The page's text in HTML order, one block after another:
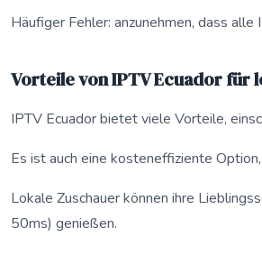
Häufiger Fehler: anzunehmen, dass
Vorteile von IPTV Ecuador für
IPTV Ecuador bietet viele Vorteile,
Es ist auch eine kosteneffiziente
Lokale Zuschauer können ihre
50ms) genießen.